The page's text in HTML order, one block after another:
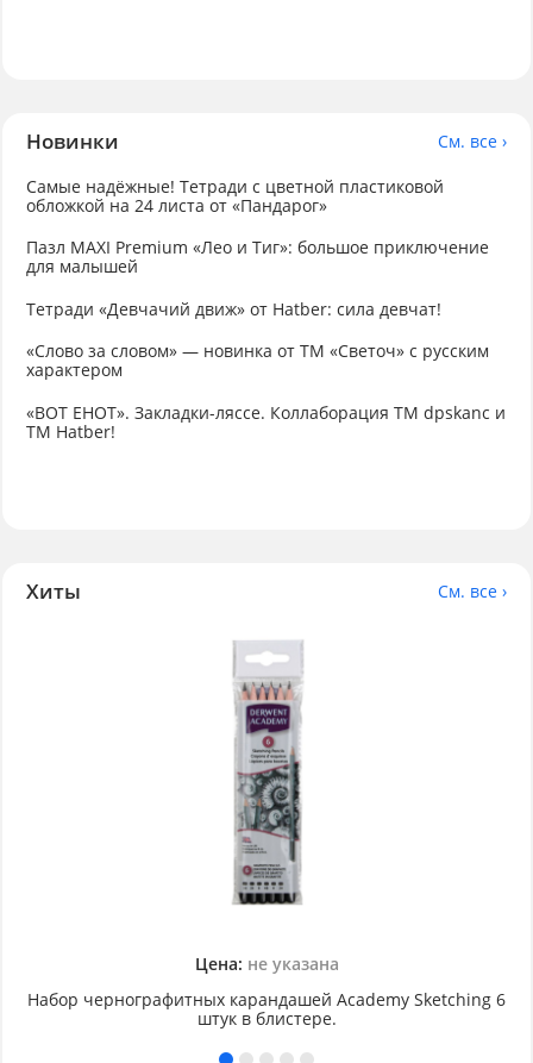
Новинки
См. все ›
Самые надёжные! Тетради с цветной пластиковой
обложкой на 24 листа от «Пандарог»
Пазл MAXI Premium «Лео и Тиг»: большое приключение
для малышей
Тетради «Девчачий движ» от Hatber: сила девчат!
«Слово за словом» — новинка от ТМ «Светоч» с русским
характером
«ВОТ ЕНОТ». Закладки-ляссе. Коллаборация TM dpskanc и
ТМ Hatber!
Хиты См. все ›
Цена: не указана
Набор чернографитных карандашей Academy Sketching 6
штук в блистере.